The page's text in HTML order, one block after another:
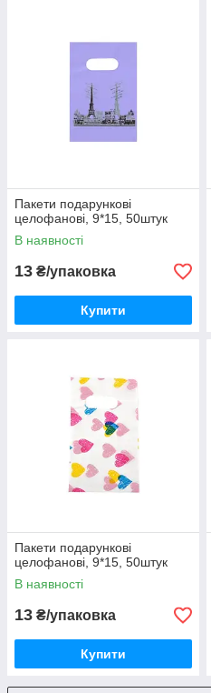
Пакети подарункові
целофанові, 9*15, 50штук
В наявності
13 ₴/упаковка
Купити
Пакети подарункові
целофанові, 9*15, 50штук
В наявності
13 ₴/упаковка
Купити